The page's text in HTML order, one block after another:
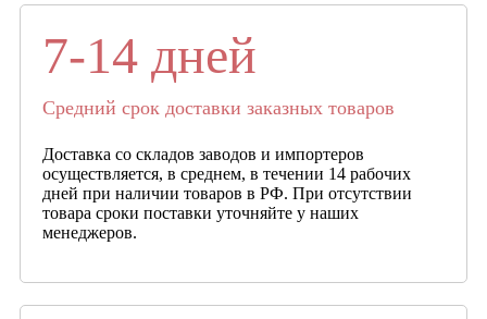
7-14 дней
Средний срок доставки заказных товаров
Доставка со складов заводов и импортеров
осуществляется, в среднем, в течении 14 рабочих
дней при наличии товаров в РФ. При отсутствии
товара сроки поставки уточняйте у наших
менеджеров.